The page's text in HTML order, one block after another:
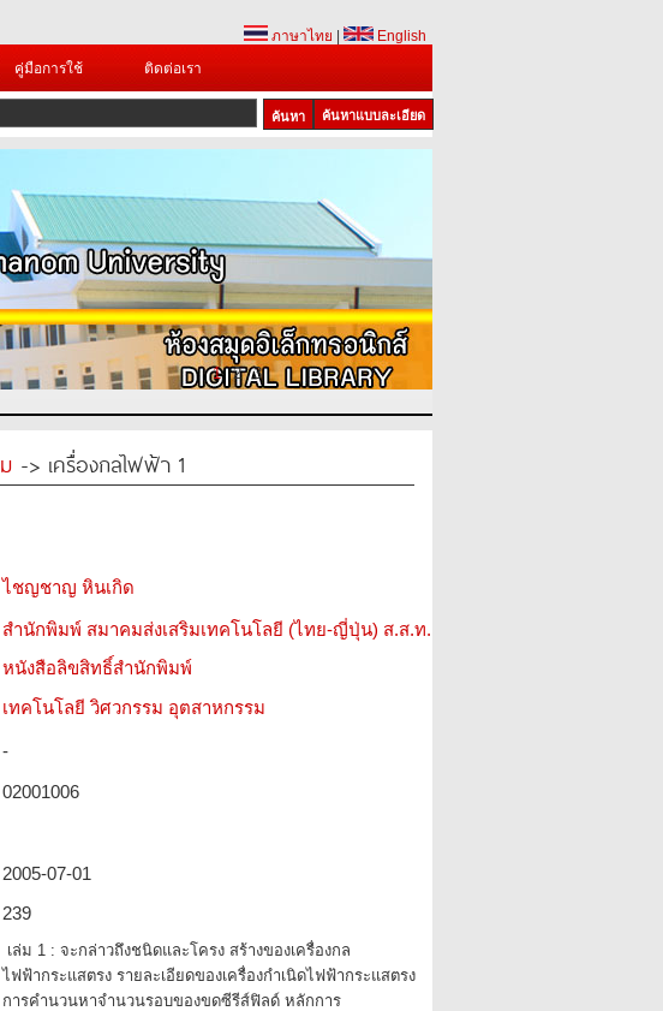
ภาษาไทย
English
คู่มือการใช้ ติดต่อเรา
ค้นหาแบบละเอียด
1 2 3
-> เครื่องกลไฟฟ้า 1
ไชญชาญ หินเกิด
สำนักพิมพ์ สมาคมส่งเสริมเทคโนโลยี (ไทย-ญี่ปุ่น) ส.ส.ท.
หนังสือลิขสิทธิ์สำนักพิมพ์
เทคโนโลยี วิศวกรรม อุตสาหกรรม
-
02001006
2005-07-01
239
เล่ม 1 : จะกล่าวถึงชนิดและโครง สร้างของเครื่องกล
ไฟฟ้ากระแสตรง รายละเอียดของเครื่องกำเนิดไฟฟ้ากระแสตรง
การคำนวนหาจำนวนรอบของขดซีรีส์ฟิลด์ หลักการ